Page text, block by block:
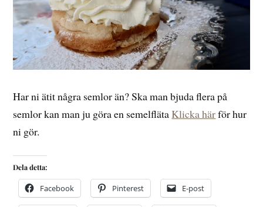
Har ni ätit några semlor än? Ska man bjuda flera på
semlor kan man ju göra en semelflätaKlicka härför hur
ni gör.
Dela detta:
Facebook Pinterest E-post